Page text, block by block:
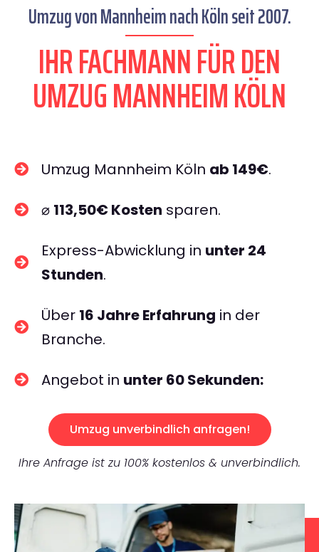
Umzug von Mannheim nach Köln seit 2007.
IHR FACHMANN FÜR DEN
UMZUG MANNHEIM KÖLN
Umzug Mannheim Köln ab 149€.
⌀ 113,50€ Kosten sparen.
Express-Abwicklung in unter 24
Stunden.
Über 16 Jahre Erfahrung in der
Branche.
Angebot in unter 60 Sekunden:
Umzug unverbindlich anfragen!
Ihre Anfrage ist zu 100% kostenlos & unverbindlich.